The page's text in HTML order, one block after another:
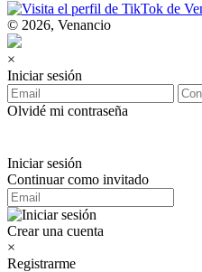
© 2026, Venancio
×
Iniciar sesión
Olvidé mi contraseña
Iniciar sesión
Continuar como invitado
Crear una cuenta
×
Registrarme